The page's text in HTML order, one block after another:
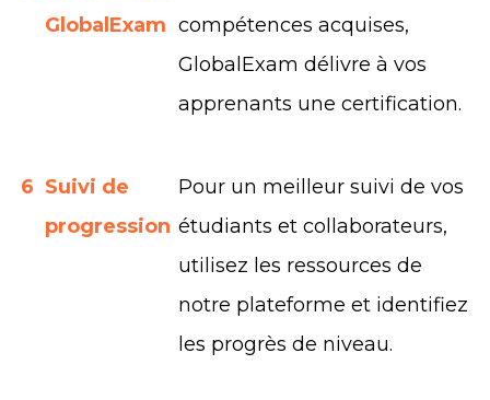
GlobalExam compétences acquises,
GlobalExam délivre à vos
apprenants une certification.
6 Suivi de
progression
Pour un meilleur suivi de vos
étudiants et collaborateurs,
utilisez les ressources de
notre plateforme et identifiez
les progrès de niveau.